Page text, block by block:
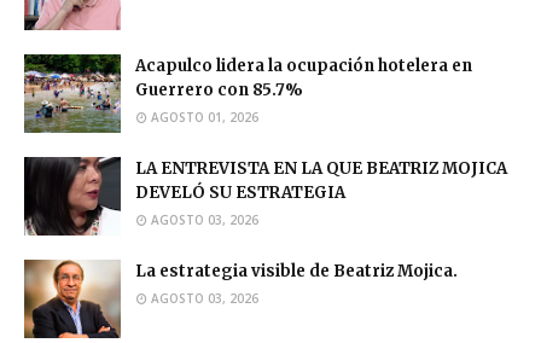
Acapulco lidera la ocupación hotelera en
Guerrero con 85.7%
AGOSTO 01, 2026
LA ENTREVISTA EN LA QUE BEATRIZ MOJICA
DEVELÓ SU ESTRATEGIA
AGOSTO 03, 2026
La estrategia visible de Beatriz Mojica.
AGOSTO 03, 2026